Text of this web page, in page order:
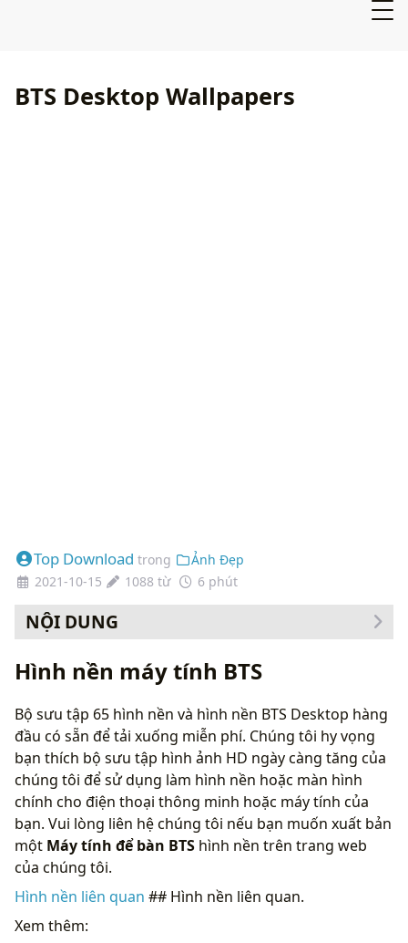
BTS Desktop Wallpapers
Top Download trong
Ảnh Đẹp
2021-10-15
1088 từ 6 phút
NỘI DUNG
Hình nền máy tính BTS
Bộ sưu tập 65 hình nền và hình nền BTS Desktop hàng
đầu có sẵn để tải xuống miễn phí. Chúng tôi hy vọng
bạn thích bộ sưu tập hình ảnh HD ngày càng tăng của
chúng tôi để sử dụng làm hình nền hoặc màn hình
chính cho điện thoại thông minh hoặc máy tính của
bạn. Vui lòng liên hệ chúng tôi nếu bạn muốn xuất bản
một Máy tính để bàn BTS hình nền trên trang web
của chúng tôi.
Hình nền liên quan ## Hình nền liên quan.
Xem thêm: